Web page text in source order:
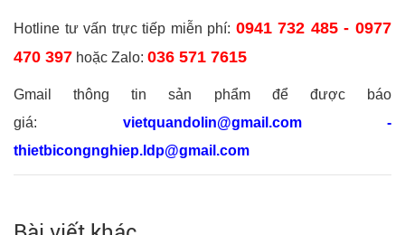
Hotline tư vấn trực tiếp miễn phí: 0941 732 485 - 0977
470 397 hoặc Zalo: 036 571 7615
Gmail thông tin sản phẩm để được báo
giá: vietquandolin@gmail.com -
thietbicongnghiep.ldp@gmail.com